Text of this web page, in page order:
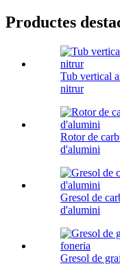
Productes
Tub vertical
nitrur
Rotor de
d'alumini
Gresol de
d'alumini
Gresol de